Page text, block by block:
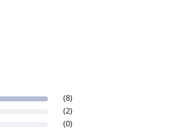
(8)
(2)
(0)